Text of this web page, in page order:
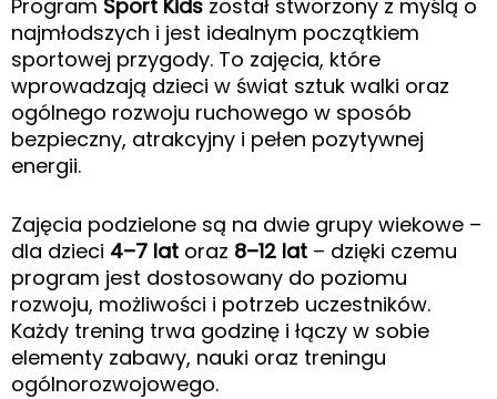
Program Sport Kids został stworzony z myślą o
najmłodszych i jest idealnym początkiem
sportowej przygody. To zajęcia, które
wprowadzają dzieci w świat sztuk walki oraz
ogólnego rozwoju ruchowego w sposób
bezpieczny, atrakcyjny i pełen pozytywnej
energii.
Zajęcia podzielone są na dwie grupy wiekowe –
dla dzieci 4–7 lat oraz 8–12 lat – dzięki czemu
program jest dostosowany do poziomu
rozwoju, możliwości i potrzeb uczestników.
Każdy trening trwa godzinę i łączy w sobie
elementy zabawy, nauki oraz treningu
ogólnorozwojowego.